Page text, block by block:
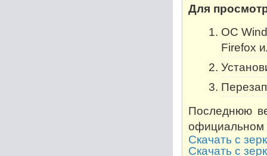
Для
OC
Firefox
Последнюю
официальном
Скачать с
Скачать с